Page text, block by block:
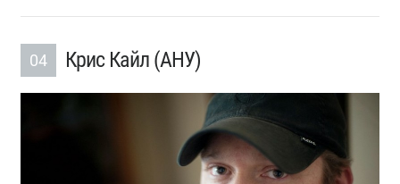
04 Крис Кайл (АНУ)